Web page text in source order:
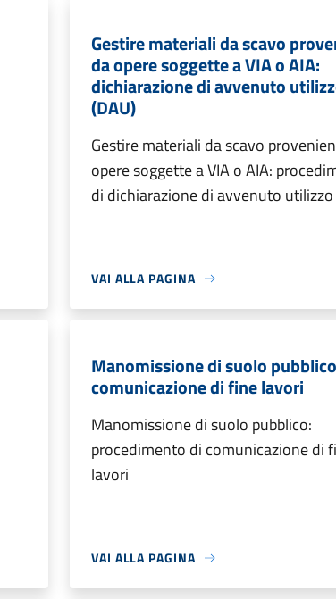
Gestire materiali da scavo
da opere soggette a VIA o AIA:
dichiarazione di avvenuto
(DAU)
Gestire materiali da scavo
opere soggette a VIA o AIA:
di dichiarazione di avvenuto utilizzo
VAI ALLA PAGINA
Manomissione di suolo
comunicazione di fine lavori
Manomissione di suolo pubblico:
procedimento di comunicazione di
lavori
VAI ALLA PAGINA